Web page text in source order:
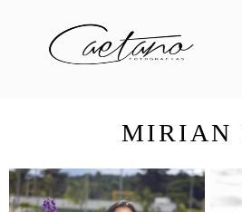
MIRIAN